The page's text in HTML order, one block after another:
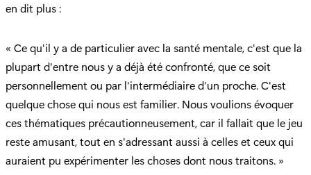
en dit plus :
« Ce qu'il y a de particulier avec la santé mentale, c'est que la
plupart d'entre nous y a déjà été confronté, que ce soit
personnellement ou par l'intermédiaire d’un proche. C'est
quelque chose qui nous est familier. Nous voulions évoquer
ces thématiques précautionneusement, car il fallait que le jeu
reste amusant, tout en s'adressant aussi à celles et ceux qui
auraient pu expérimenter les choses dont nous traitons. »